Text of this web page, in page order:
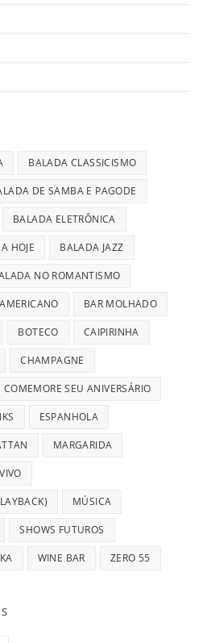
BALADA CLASSICISMO
DE SAMBA E PAGODE
BALADA ELETRÔNICA
HOJE BALADA JAZZ
NO ROMANTISMO
BAR MOLHADO
BOTECO CAIPIRINHA
CHAMPAGNE
COMEMORE SEU ANIVERSÁRIO
ESPANHOLA
MARGARIDA
MÚSICA
SHOWS FUTUROS
WINE BAR ZERO 55